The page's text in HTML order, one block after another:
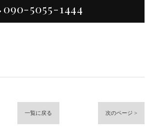
090-5055-1444
一覧に戻る 次のページ >